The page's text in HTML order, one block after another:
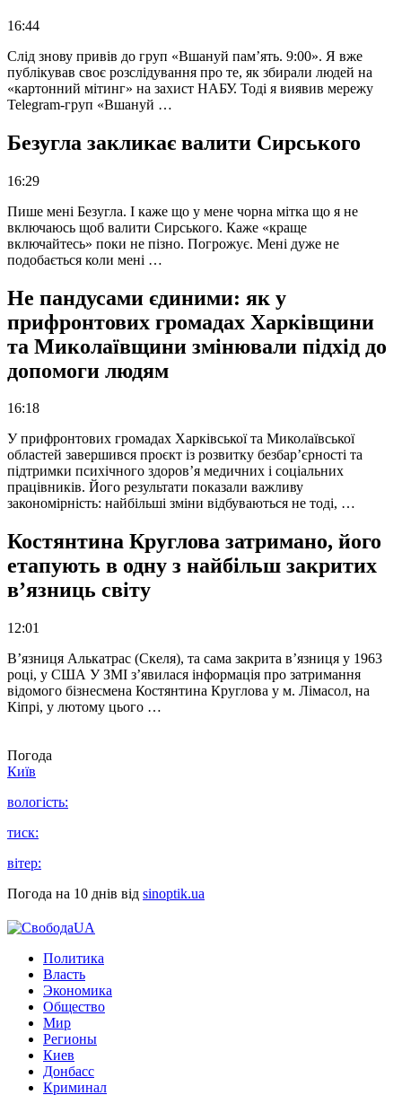
16:44
Слід знову привів до груп «Вшануй пам’ять. 9:00». Я вже
публікував своє розслідування про те, як збирали людей на
«картонний мітинг» на захист НАБУ. Тоді я виявив мережу
Telegram-груп «Вшануй …
Безугла закликає валити Сирського
16:29
Пише мені Безугла. І каже що у мене чорна мітка що я не
включаюсь щоб валити Сирського. Каже «краще
включайтесь» поки не пізно. Погрожує. Мені дуже не
подобається коли мені …
Не пандусами єдиними: як у
прифронтових громадах Харківщини
та Миколаївщини змінювали підхід до
допомоги людям
16:18
У прифронтових громадах Харківської та Миколаївської
областей завершився проєкт із розвитку безбар’єрності та
підтримки психічного здоров’я медичних і соціальних
працівників. Його результати показали важливу
закономірність: найбільші зміни відбуваються не тоді, …
Костянтина Круглова затримано, його
етапують в одну з найбільш закритих
в’язниць світу
12:01
В’язниця Алькатрас (Скеля), та сама закрита в’язниця у 1963
році, у США У ЗМІ з’явилася інформація про затримання
відомого бізнесмена Костянтина Круглова у м. Лімасол, на
Кіпрі, у лютому цього …
Погода
Київ
вологість:
тиск:
вітер:
Погода на 10 днів від sinoptik.ua
Политика
Власть
Экономика
Общество
Мир
Регионы
Киев
Донбасс
Криминал